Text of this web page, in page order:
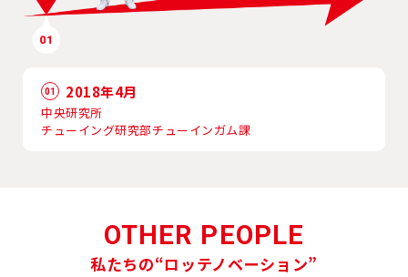
01 2018年4月
中央研究所
チューイング研究部チューインガム課
OTHER PEOPLE
私たちの“ロッテノベーション”